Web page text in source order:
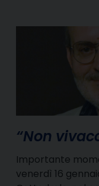
“Non
Importante
venerdì 16